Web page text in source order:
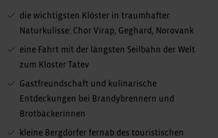
die wichtigsten Klöster in traumhafter
Naturkulisse: Chor Virap, Geghard, Norovank
eine Fahrt mit der längsten Seilbahn der Welt
zum Kloster Tatev
Gastfreundschaft und kulinarische
Entdeckungen bei Brandybrennern und
Brotbäckerinnen
kleine Bergdörfer fernab des touristischen